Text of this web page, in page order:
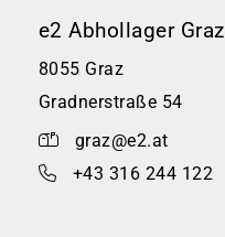
e2 Abhollager Graz
8055 Graz
Gradnerstraße 54
graz@e2.at
+43 316 244 122